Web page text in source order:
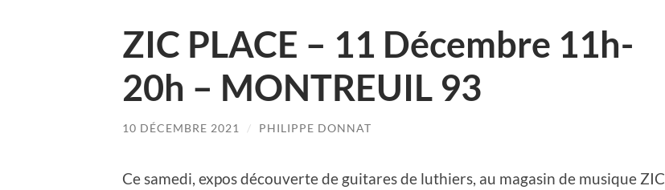
ZIC PLACE – 11 Décembre 11h-
20h – MONTREUIL 93
10 DÉCEMBRE 2021 / PHILIPPE DONNAT
Ce samedi, expos découverte de guitares de luthiers, au magasin de musique ZIC